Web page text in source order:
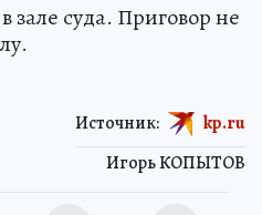
зале суда. Приговор не
Игорь КОПЫТОВ
Источник: kp.ru